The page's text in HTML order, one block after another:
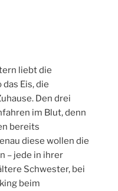
liebt die
Eis, die
Den drei
im Blut, denn
bereits
diese wollen die
– jede in ihrer
Schwester, bei
beim